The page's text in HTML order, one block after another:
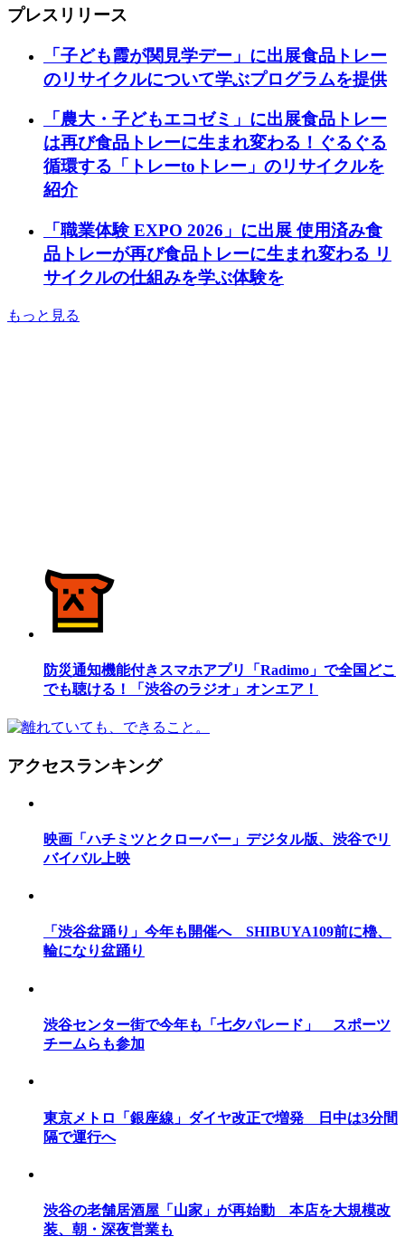
プレスリリース
「子ども霞が関見学デー」に出展食品トレー
のリサイクルについて学ぶプログラムを提供
「農大・子どもエコゼミ」に出展食品トレー
は再び食品トレーに生まれ変わる！ぐるぐる
循環する「トレーtoトレー」のリサイクルを
紹介
「職業体験 EXPO 2026」に出展 使用済み食
品トレーが再び食品トレーに生まれ変わる リ
サイクルの仕組みを学ぶ体験を
もっと見る
防災通知機能付きスマホアプリ「Radimo」で全国どこ
でも聴ける！「渋谷のラジオ」オンエア！
アクセスランキング
映画「ハチミツとクローバー」デジタル版、渋谷でリ
バイバル上映
「渋谷盆踊り」今年も開催へ SHIBUYA109前に櫓、
輪になり盆踊り
渋谷センター街で今年も「七夕パレード」 スポーツ
チームらも参加
東京メトロ「銀座線」ダイヤ改正で増発 日中は3分間
隔で運行へ
渋谷の老舗居酒屋「山家」が再始動 本店を大規模改
装、朝・深夜営業も